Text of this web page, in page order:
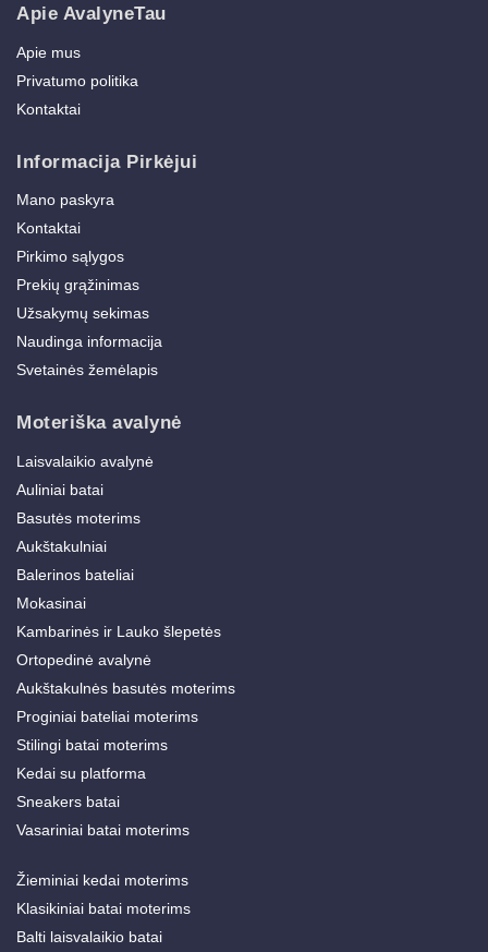
Apie AvalyneTau
Apie mus
Privatumo politika
Kontaktai
Informacija Pirkėjui
Mano paskyra
Kontaktai
Pirkimo sąlygos
Prekių grąžinimas
Užsakymų sekimas
Naudinga informacija
Svetainės žemėlapis
Moteriška avalynė
Laisvalaikio avalynė
Auliniai batai
Basutės moterims
Aukštakulniai
Balerinos bateliai
Mokasinai
Kambarinės ir Lauko šlepetės
Ortopedinė avalynė
Aukštakulnės basutės moterims
Proginiai bateliai moterims
Stilingi batai moterims
Kedai su platforma
Sneakers batai
Vasariniai batai moterims
Žieminiai kedai moterims
Klasikiniai batai moterims
Balti laisvalaikio batai